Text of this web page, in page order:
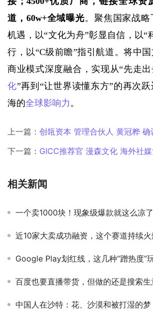
道，60w+全域曝光。聚焦国家战
机遇，以“文化为舟”彰显自信，以“
行，以“C级前瞻”指引航道。将中
商业模式深度融合，实现从“先走
化”再到“让世界读懂东方”的再次
海的全球影响力。
上一篇： 创瓴资本 管理合伙人 黄冠桦 确认担任 GICC2025丨第六届全球互联
下一篇： GICC推荐官 漫森文化 海外社媒负责人 XIXI、广州花娱网络 CEO 周俊宇、天娱在线 CEO 张再航、欣欣互动 发行VP 王真人、OEG CCO Sally、Smile
相关新闻
一个卖1000块！现象级爆款就这么凉
近10家大卖成功融资，这个赛道持续火
Google Play划红线，这几种“蹭热度”
百度也要直播带货，但做的还是搜索生
中国人在沙特：花、沙漠和被打湿的梦